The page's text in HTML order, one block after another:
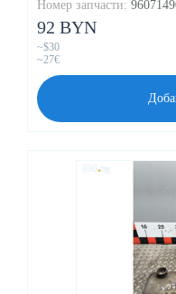
Номер запчасти:
92 BYN
~$30
~27€